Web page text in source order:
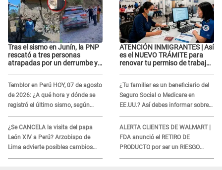
Tras el sismo en Junín, la PNP
rescató a tres personas
atrapadas por un derrumbe y
Temblor en Perú HOY, 07 de agosto
de 2026: ¿A qué hora y dónde se
registró el último sismo, según
IGP?
¿Se CANCELA la visita del papa
León XIV a Perú? Arzobispo de
Lima advierte posibles cambios
por fénomeno El Niño
ATENCIÓN INMIGRANTES | Así
es el NUEVO TRÁMITE para
renovar tu permiso de trabajo
¿Tu familiar es un beneficiario del
Seguro Social o Medicare en
EE.UU.? Así debes informar sobre
su muerte para EVITAR COBROS
ALERTA CLIENTES DE WALMART |
FDA anunció el RETIRO DE
PRODUCTO por ser un RIESGO
MORTAL para consumidores: ¿Cuál